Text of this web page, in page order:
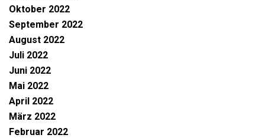
Oktober 2022
September 2022
August 2022
Juli 2022
Juni 2022
Mai 2022
April 2022
März 2022
Februar 2022